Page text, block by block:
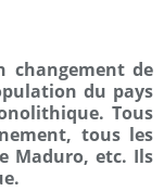
changement de
du pays
Tous
tous les
Maduro, etc. Ils